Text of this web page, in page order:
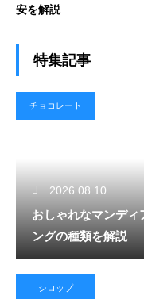
安を解説
特集記事
チョコレート
2026.08.10
おしゃれなマンデ
ングの種類を解説
シロップ